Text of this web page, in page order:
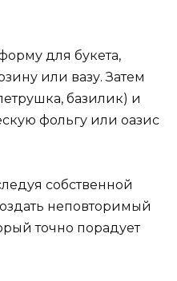
для букета,
или вазу. Затем
базилик) и
фольгу или оазис
собственной
неповторимый
точно порадует